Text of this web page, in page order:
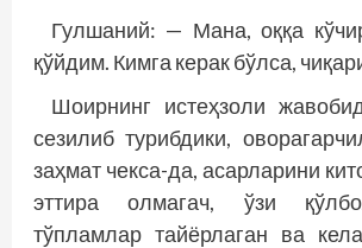
Гулшаний: — Мана, оққа
қўйдим. Кимга керак бўлса,
Шоирнинг истеҳзоли
сезилиб турибдики,
заҳмат чекса-да, асарларини
эттира олмагач, ўзи
тўпламлар тайёрлаган ва